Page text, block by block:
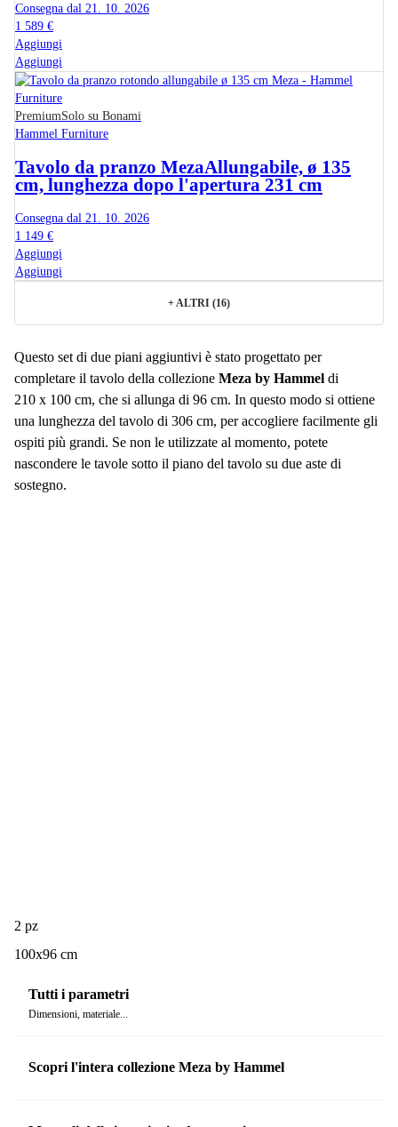
Consegna dal 21. 10. 2026
1 589 €
Aggiungi
Aggiungi
PremiumSolo su Bonami
Hammel Furniture
Tavolo da pranzo MezaAllungabile, ø 135
cm, lunghezza dopo l'apertura 231 cm
Consegna dal 21. 10. 2026
1 149 €
Aggiungi
Aggiungi
+ ALTRI (16)
Questo set di due piani aggiuntivi è stato progettato per
completare il tavolo della collezione Meza by Hammel di
210 x 100 cm, che si allunga di 96 cm. In questo modo si ottiene
una lunghezza del tavolo di 306 cm, per accogliere facilmente gli
ospiti più grandi. Se non le utilizzate al momento, potete
nascondere le tavole sotto il piano del tavolo su due aste di
sostegno.
2 pz
100x96 cm
Tutti i parametri
Dimensioni, materiale...
Scopri l'intera collezione Meza by Hammel